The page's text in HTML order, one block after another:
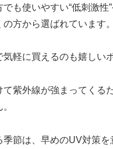
も使いやすい“低刺激性
方から選ばれています。
気軽に買えるのも嬉しい
て紫外線が強まってくる
季節は、早めのUV対策を